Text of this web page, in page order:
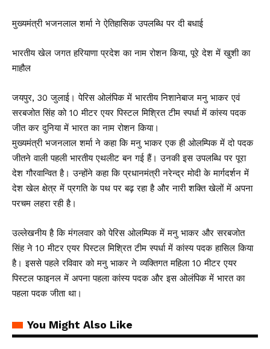
मुख्यमंत्री भजनलाल शर्मा ने ऐतिहासिक उपलब्धि पर दी बधाई
भारतीय खेल जगत हरियाणा प्रदेश का नाम रोशन किया, पूरे देश में खुशी का
माहौल
जयपुर, 30 जुलाई। पेरिस ओलंपिक में भारतीय निशानेबाज मनु भाकर एवं
सरबजोत सिंह को 10 मीटर एयर पिस्टल मिश्रित टीम स्पर्धा में कांस्य पदक
जीत कर दुनिया में भारत का नाम रोशन किया।
मुख्यमंत्री भजनलाल शर्मा ने कहा कि मनु भाकर एक ही ओलम्पिक में दो पदक
जीतने वाली पहली भारतीय एथलीट बन गई हैं। उनकी इस उपलब्धि पर पूरा
देश गौरवान्वित है। उन्होंने कहा कि प्रधानमंत्री नरेन्द्र मोदी के मार्गदर्शन में
देश खेल क्षेत्र में प्रगति के पथ पर बढ़ रहा है और नारी शक्ति खेलों में अपना
परचम लहरा रही है।
उल्लेखनीय है कि मंगलवार को पेरिस ओलम्पिक में मनु भाकर और सरबजोत
सिंह ने 10 मीटर एयर पिस्टल मिश्रित टीम स्पर्धा में कांस्य पदक हासिल किया
है। इससे पहले रविवार को मनु भाकर ने व्यक्तिगत महिला 10 मीटर एयर
पिस्टल फाइनल में अपना पहला कांस्य पदक और इस ओलंपिक में भारत का
पहला पदक जीता था।
You Might Also Like